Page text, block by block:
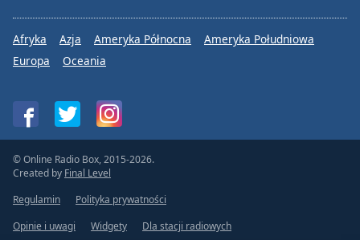
Afryka Azja Ameryka Północna
Ameryka Południowa
Europa
Oceania
© Online Radio Box, 2015-2026.
Created by Final Level
Regulamin
Polityka prywatności
Opinie i uwagi
Widgety Dla stacji radiowych